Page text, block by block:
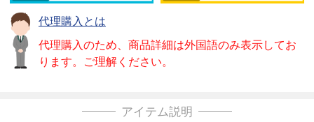
代理購入とは
代理購入のため、商品詳細は外国語のみ表示してお
ります。ご理解ください。
アイテム説明